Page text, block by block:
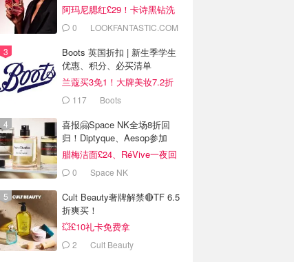
阿玛尼腮红£29！卡诗黑钻洗
发水£25！
0 LOOKFANTASTIC.COM
Boots 英国折扣 | 新生季学生
优惠、积分、必买清单
兰蔻买3免1！大牌美妆7.2折
117 Boots
喜报🤗Space NK全场8折回
归！Diptyque、Aesop参加
腊梅洁面£24、RéVive一夜回
春油有货
0 Space NK
Cult Beauty奢牌解禁🔴TF 6.5
折爽买！
💥£10礼卡免费拿
2 Cult Beauty